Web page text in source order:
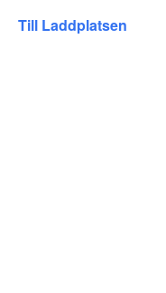
Till Laddplatsen